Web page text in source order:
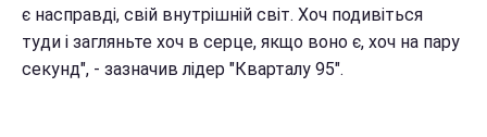
є насправді, свій внутрішній світ. Хоч подивіться
туди і загляньте хоч в серце, якщо воно є, хоч на пару
секунд", - зазначив лідер "Кварталу 95".